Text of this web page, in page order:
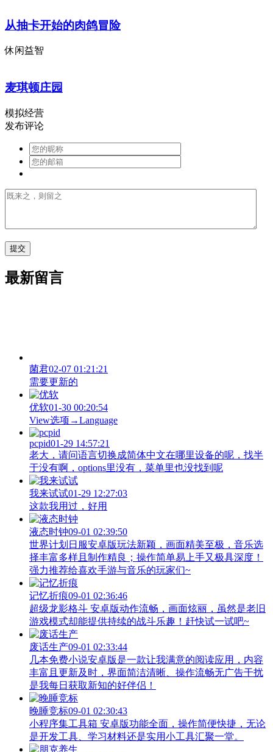
从抽卡开始的肉鸽冒险
休闲益智
麦琪顿庄园
模拟经营
发布评论
最新留言
菌君02-07 01:21:21
需要更新的
优软01-30 00:20:54
View‌选项→Language
pcpid01-29 14:57:21
老大，请问语言切换成简体中文在哪里设备的呢，找半
于没有啊，options里没有，菜单里也没找到呢
我来试试01-29 12:27:03
这款我用过，好用
液态时钟09-01 02:39:50
世界计划日服安卓版玩法新颖，画面精美至极，音乐选
择丰富多样且制作精良；操作简单易上手又极具深度！
强力推荐给喜欢手游与音乐的玩家们~
记忆折痕09-01 02:36:46
超级龙影格斗 安卓版动作流畅，画面炫丽，虽然是老旧
游戏模式却能提供持续的战斗乐趣！赶快试一试吧~
废话生产09-01 02:33:44
几本免费小说安卓版是一款让我满意的阅读应用，内容
丰富且更新及时，界面简洁清晰、操作流畅无广告干扰
是我每日获取新知的好伴侣！
晚睡竞标09-01 02:30:43
小程序集工具箱 安卓版功能全面，操作简便快捷，无论
是开发工具、学习材料还是实用小工具汇聚一堂。